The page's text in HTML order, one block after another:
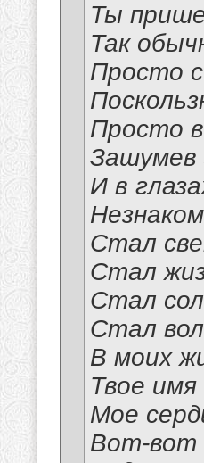
Ты
Так
Просто
Просто
Зашумев
И в
Стал
Стал
Стал
Стал
В моих
Твое
Мое
Вот-вот